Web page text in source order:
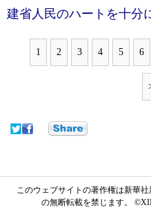
建省人民のハートを十分
1 2 3 4 5 6
このウェブサイトの著作権は新華
の無断転載を禁じます。